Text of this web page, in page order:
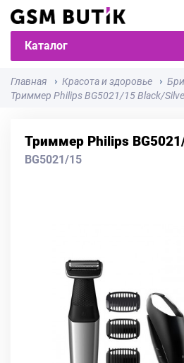
Каталог
Главная Красота и здоровье
Триммер Philips BG5021/15 Black/
Триммер Philips
BG5021/15